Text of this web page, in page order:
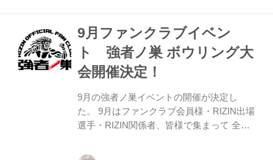
かの引き分け。個人戦でもなかなかストラ
イクが出ない緩やかな状況だったが、プレ
ゼントの内容が発表されると一変。 先日の
「RIZIN高田延彦 出てこいや ナイター」楽
天×RIZINユニフォームと、そこに髙田本部
長から直接サインを貰える権利を...
9月ファンクラブイベン
ト 強者ノ巣 ボウリング大
会開催決定！
9月の強者ノ巣イベントの開催が決定し
た。 9月はファンクラブ会員様・RIZIN出場
選手・RIZIN関係者、皆様で集まって 全員
チーム戦・個人戦を予定しており、チーム